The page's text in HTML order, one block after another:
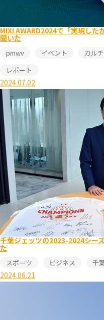
MIXI AWARD2024で「実現した
聞いた
pmwv イベント カル
レポート
2024.07.02
千葉ジェッツの2023-2024シー
た
スポーツ ビジネス 千
2024.06.21